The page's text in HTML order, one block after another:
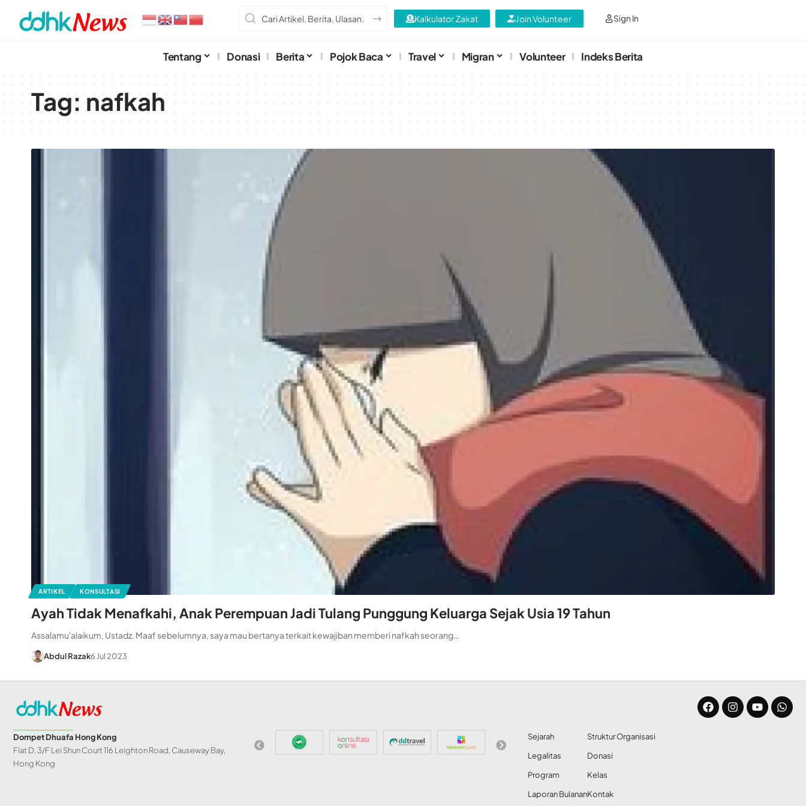
Sign In
Kalkulator Zakat Join Volunteer
Tentang Donasi Berita Pojok Baca Travel Migran Volunteer Indeks Berita
Tag:nafkah
ARTIKEL KONSULTASI
Ayah Tidak Menafkahi, Anak Perempuan Jadi Tulang Punggung Keluarga Sejak Usia 19 Tahun
Assalamu'alaikum, Ustadz. Maaf sebelumnya, saya mau bertanya terkait kewajiban memberi nafkah seorang…
Abdul Razak6 Jul 2023
Dompet Dhuafa Hong Kong
Flat D, 3/F Lei Shun Court 116 Leighton Road, Causeway Bay,
Hong Kong
Sejarah
Legalitas
Program
Laporan Bulanan
Struktur Organisasi
Donasi
Kelas
Kontak